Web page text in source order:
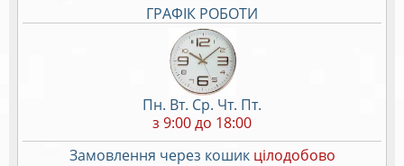
ГРАФІК РОБОТИ
Пн. Вт. Ср. Чт. Пт.
з 9:00 до 18:00
Замовлення через кошик цілодобово